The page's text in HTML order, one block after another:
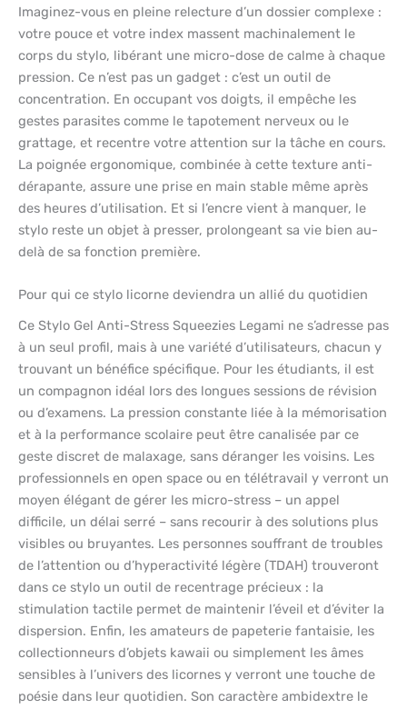
Imaginez-vous en pleine relecture d’un dossier complexe :
votre pouce et votre index massent machinalement le
corps du stylo, libérant une micro-dose de calme à chaque
pression. Ce n’est pas un gadget : c’est un outil de
concentration. En occupant vos doigts, il empêche les
gestes parasites comme le tapotement nerveux ou le
grattage, et recentre votre attention sur la tâche en cours.
La poignée ergonomique, combinée à cette texture anti-
dérapante, assure une prise en main stable même après
des heures d’utilisation. Et si l’encre vient à manquer, le
stylo reste un objet à presser, prolongeant sa vie bien au-
delà de sa fonction première.
Pour qui ce stylo licorne deviendra un allié du quotidien
Ce Stylo Gel Anti-Stress Squeezies Legami ne s’adresse pas
à un seul profil, mais à une variété d’utilisateurs, chacun y
trouvant un bénéfice spécifique. Pour les étudiants, il est
un compagnon idéal lors des longues sessions de révision
ou d’examens. La pression constante liée à la mémorisation
et à la performance scolaire peut être canalisée par ce
geste discret de malaxage, sans déranger les voisins. Les
professionnels en open space ou en télétravail y verront un
moyen élégant de gérer les micro-stress – un appel
difficile, un délai serré – sans recourir à des solutions plus
visibles ou bruyantes. Les personnes souffrant de troubles
de l’attention ou d’hyperactivité légère (TDAH) trouveront
dans ce stylo un outil de recentrage précieux : la
stimulation tactile permet de maintenir l’éveil et d’éviter la
dispersion. Enfin, les amateurs de papeterie fantaisie, les
collectionneurs d’objets kawaii ou simplement les âmes
sensibles à l’univers des licornes y verront une touche de
poésie dans leur quotidien. Son caractère ambidextre le